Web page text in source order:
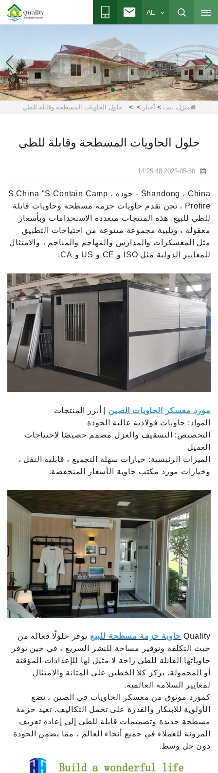
AE
منزل، بيت > أخبار >
> حلول الحاويات المسطحة وقابلة للطي
حلول الحاويات المسطحة وقابلة للطي
2025-05-30 14:25:48
Shandong ، China - جودة ، S China "S Contain Camp
Profire ، نحن نقدم حاويات حزمة مسطحة وحاويات قابلة
للطي للبيع. هذه المنتجات متعددة الاستخدامات وبأسعار
معقولة ، وتلبية مجموعة متنوعة من احتياجات التطبيق
مثل المعسكرات والمدارس والمهاجم والمناجم ، والامتثال
للمعايير الدولية مثل ISO و CE و US و CA.
مورد معسكر الحاويات الصين | أبرز المنتجات
المواد: حاويات فولاذية عالية الجودة
التخصيص: التسقيف والعزل مصمم خصيصًا لاحتياجات
العميل
الميزات الرئيسية: خيارات سهلة التجميع ، قابلية النقل ،
وخيارات مورد مكتب حاوية الأسعار المنخفضة.
Quality حاوية حزمة مسطحة للبيع توفر حلولًا فعالة من
حيث التكلفة وتوفير مساحة للنشر السريع ، في حين توفر
حاوياتها القابلة للطي راحة لا مثيل لها للإعدادات المؤقتة
أو المحمولة. يركز كلا الخطين على المتانة والامتثال
لمعايير السلامة العالمية.
كمورد موثوق من معسكر الحاويات في الصين ، نضع
الأولوية للابتكار والقدرة على تحمل التكاليف. تعيد حزمة
مسطحة جديدة وتصميمات قابلة للطي إلى إعادة تعريف
المرونة للعملاء في جميع أنحاء العالم ، مما يضمن الجودة
دون حل وسط.